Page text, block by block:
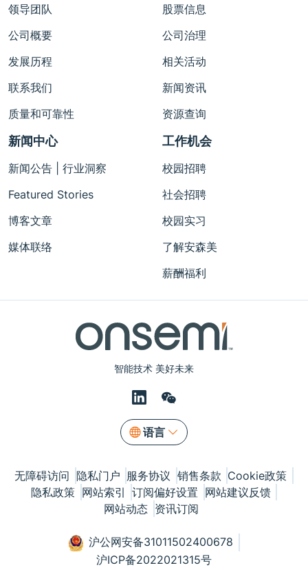
智能技术 美好未来
语言
领导团队
公司概要
发展历程
联系我们
质量和可靠性
股票信息
公司治理
相关活动
新闻资讯
资源查询
新闻中心
新闻公告 | 行业洞察
Featured Stories
博客文章
媒体联络
工作机会
校园招聘
社会招聘
校园实习
了解安森美
薪酬福利
无障碍访问 隐私门户 服务协议 销售条款 Cookie政策
隐私政策 网站索引 订阅偏好设置 网站建议反馈
网站动态 资讯订阅
沪公网安备31011502400678
沪ICP备2022021315号